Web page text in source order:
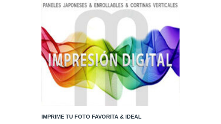
IMPRIME TU FOTO FAVORITA & IDEAL